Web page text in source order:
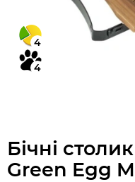
4
4
Бічні
Green Egg